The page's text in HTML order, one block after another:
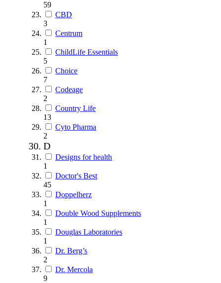
59
CBD
3
Centrum
1
ChildLife Essentials
5
Choice
7
Codeage
2
Country Life
13
Cyto Pharma
2
D
Designs for health
1
Doctor's Best
45
Doppelherz
1
Double Wood Supplements
1
Douglas Laboratories
1
Dr. Berg’s
2
Dr. Mercola
9